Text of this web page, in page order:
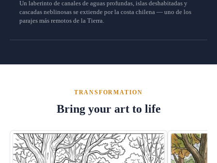
Un laberinto de canales de aguas profundas, islas deshabitadas y
cascadas neblinosas se extiende por la costa chilena — uno de los
parajes más remotos de la Tierra.
TRANSFORMATION
Bring your art to life